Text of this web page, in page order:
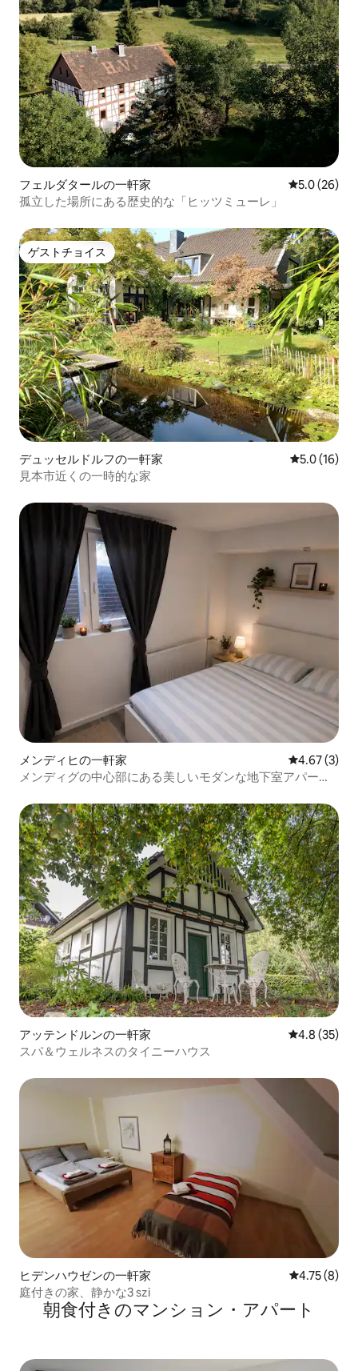
フェルダタールの一軒家 レビュー26
5.0 (26)
孤立した場所にある歴史的な「ヒッツミューレ」
ゲストチョイス
ゲストチョイス
デュッセルドルフの一軒家 レビュー16
5.0 (16)
見本市近くの一時的な家
メンディヒの一軒家 レビュー3
4.67 (3)
メンディグの中心部にある美しいモダンな地下室アパート
アッテンドルンの一軒家 レビュー35
4.8 (35)
スパ＆ウェルネスのタイニーハウス
ヒデンハウゼンの一軒家 レビュー8
4.75 (8)
庭付きの家、静かな3 szi
朝食付きのマンション・アパート